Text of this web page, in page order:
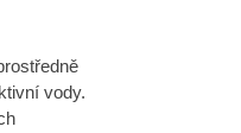
vody.